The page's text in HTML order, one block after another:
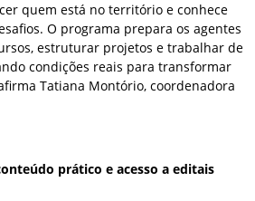
quem está no território e conhece
O programa prepara os agentes
estruturar projetos e trabalhar de
condições reais para transformar
Tatiana Montório, coordenadora
prático e acesso a editais